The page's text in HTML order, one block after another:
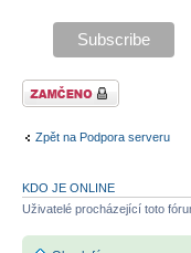
Téma uzamknuto
Zpět na Podpora serveru
KDO JE ONLINE
Uživatelé procházející toto